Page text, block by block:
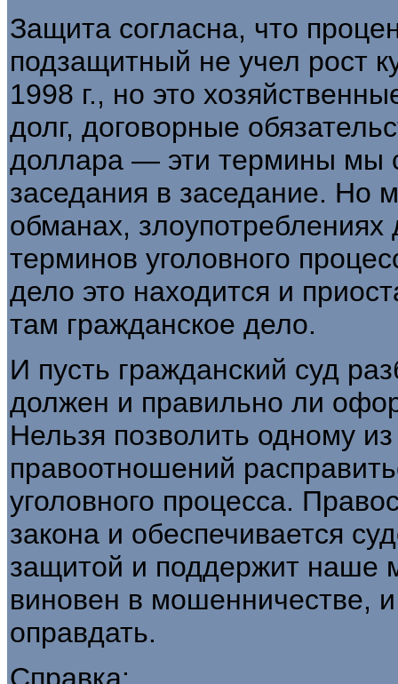
Защита согласна, что
подзащитный не учел рост
1998 г., но это
долг, договорные
доллара — эти термины мы
заседания в заседание. Но
обманах, злоупотреблениях
терминов уголовного
дело это находится и
там гражданское дело.
И пусть гражданский суд
должен и правильно ли
Нельзя позволить одному
правоотношений
уголовного процесса.
закона и обеспечивается
защитой и поддержит наше
виновен в мошенничестве,
оправдать.
Справка: